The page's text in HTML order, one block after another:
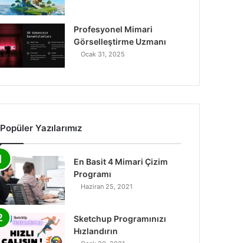
Profesyonel Mimari
Görselleştirme Uzmanı
Ocak 31, 2025
Popüler Yazılarımız
En Basit 4 Mimari Çizim
Programı
Haziran 25, 2021
Sketchup Programınızı
Hızlandırın